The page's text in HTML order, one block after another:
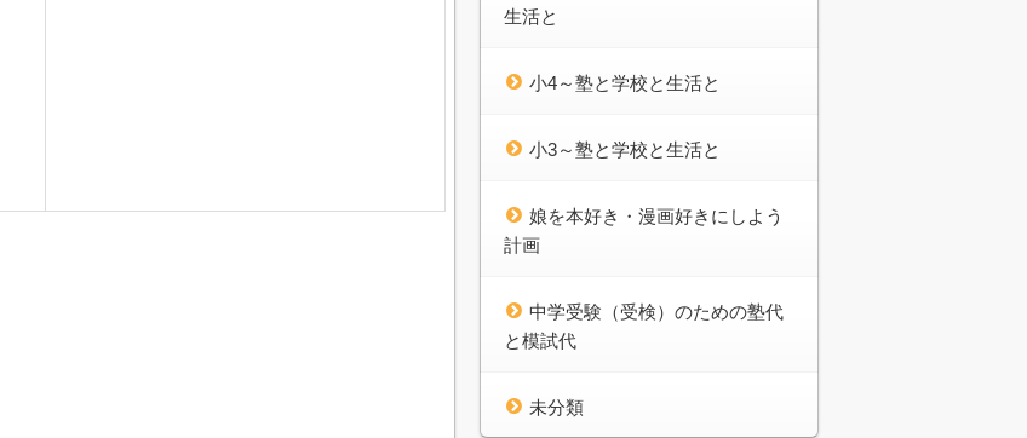
生活と
小4～塾と学校と生活と
小3～塾と学校と生活と
娘を本好き・漫画好きにしよう
計画
中学受験（受検）のための塾代
と模試代
未分類